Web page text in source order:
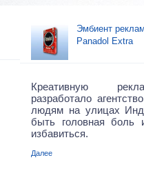
Эмбиент
Panadol Extra
Креативную
разработало
людям на улицах
быть головная
избавиться.
Далее